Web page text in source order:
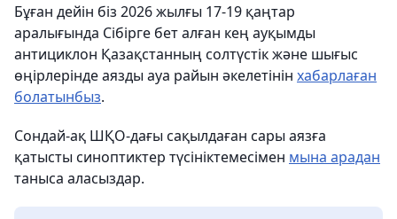
Бұған дейін біз 2026 жылғы 17-19 қаңтар
аралығында Сібірге бет алған кең ауқымды
антициклон Қазақстанның солтүстік және шығыс
өңірлерінде аязды ауа райын әкелетінін хабарлаған
болатынбыз.
Сондай-ақ ШҚО-дағы сақылдаған сары аязға
қатысты синоптиктер түсініктемесімен мына арадан
таныса аласыздар.